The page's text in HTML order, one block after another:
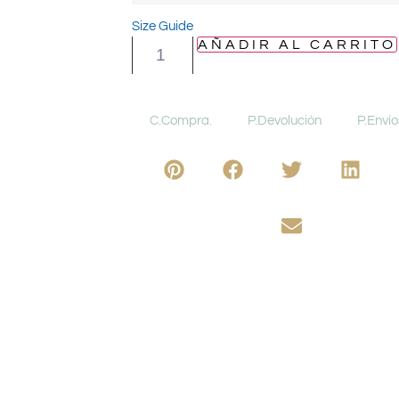
Size Guide
AÑADIR AL CARRITO
C.Compra. P.Devolución